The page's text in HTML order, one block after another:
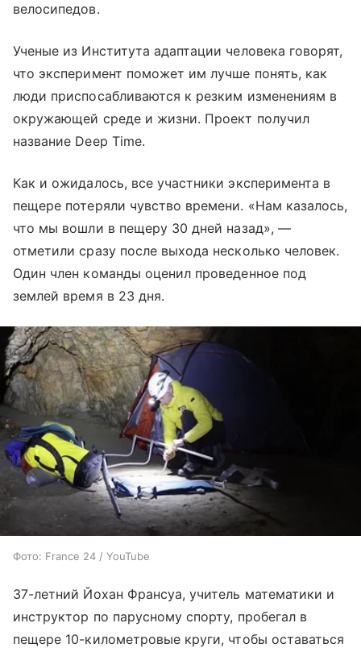
велосипедов.
Ученые из Института адаптации человека говорят,
что эксперимент поможет им лучше понять, как
люди приспосабливаются к резким изменениям в
окружающей среде и жизни. Проект получил
название Deep Time.
Как и ожидалось, все участники эксперимента в
пещере потеряли чувство времени. «Нам казалось,
что мы вошли в пещеру 30 дней назад», —
отметили сразу после выхода несколько человек.
Один член команды оценил проведенное под
землей время в 23 дня.
Фото: France 24 / YouTube
37-летний Йохан Франсуа, учитель математики и
инструктор по парусному спорту, пробегал в
пещере 10-километровые круги, чтобы оставаться